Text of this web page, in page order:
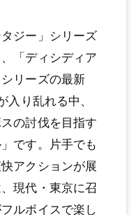
ジー」シリーズ
「ディシディア
リーズの最新
入り乱れる中、
の討伐を目指す
です。片手でも
アクションが展
現代・東京に召
ルボイスで楽し